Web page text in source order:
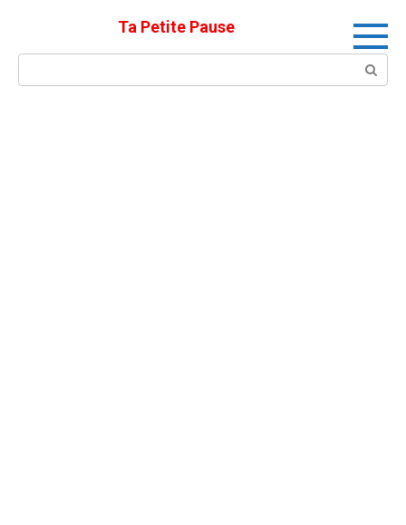
Ta Petite Pause
Search: